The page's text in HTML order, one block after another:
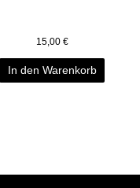
15,00 €
In den Warenkorb